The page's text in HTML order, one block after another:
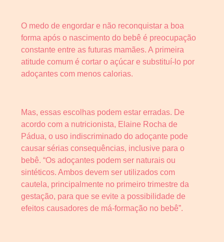
O medo de engordar e não reconquistar a boa
forma após o nascimento do bebê é preocupação
constante entre as futuras mamães. A primeira
atitude comum é cortar o açúcar e substituí-lo por
adoçantes com menos calorias.
Mas, essas escolhas podem estar erradas. De
acordo com a nutricionista, Elaine Rocha de
Pádua, o uso indiscriminado do adoçante pode
causar sérias consequências, inclusive para o
bebê. “Os adoçantes podem ser naturais ou
sintéticos. Ambos devem ser utilizados com
cautela, principalmente no primeiro trimestre da
gestação, para que se evite a possibilidade de
efeitos causadores de má-formação no bebê”.